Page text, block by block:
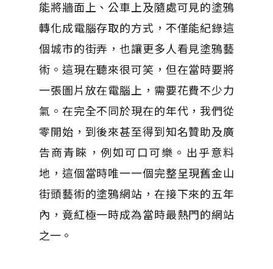
能將牆面上、公車上及隨處可見的塗鴉
轉化成電腦存取的方式，不僅能紀錄這
個城市的街弄，也讓更多人看見塗鴉藝
術。這現在聽來很可笑，但在當時要將
一張圖片放在電腦上，需要花費不少力
氣。在完全不同於現在的年代，我們從
零開始，到後來甚至得到知名贊助及廣
告商青睞，例如可口可樂。出乎意料
地，這個當時唯一一個完整呈現舊金山
街頭藝術的塗鴉網站，在接下來的五年
內，竟紅極一時成為當時最熱門的網站
之一。